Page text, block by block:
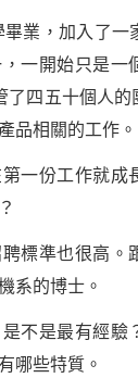
業，加入了一
一開始只是一
了四五十個人
品相關的工作。
一份工作就成
標準也很高。
系的博士。
不是最有經驗
哪些特質。